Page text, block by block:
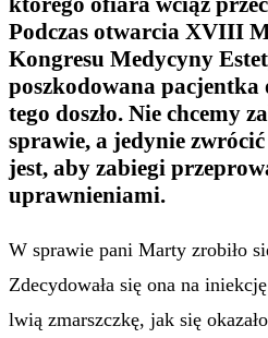
Podczas otwarcia XVIII
Kongresu Medycyny
poszkodowana pacjentka
tego doszło. Nie chcemy
sprawie, a jedynie
jest, aby zabiegi
uprawnieniami.
W sprawie pani Marty zrobiło
Zdecydowała się ona na
lwią zmarszczkę, jak się